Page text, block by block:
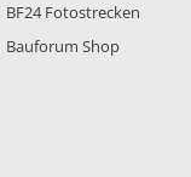
BF24 Fotostrecken
Bauforum Shop